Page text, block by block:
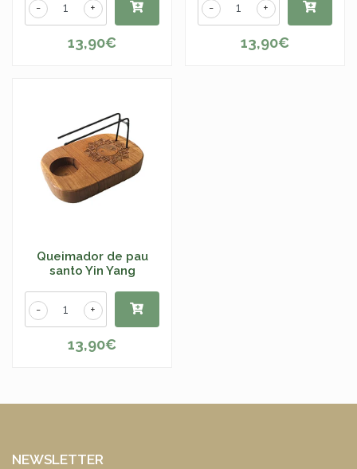
+
-
13,90€
+
-
13,90€
Queimador de pau
santo Yin Yang
+
-
13,90€
NEWSLETTER